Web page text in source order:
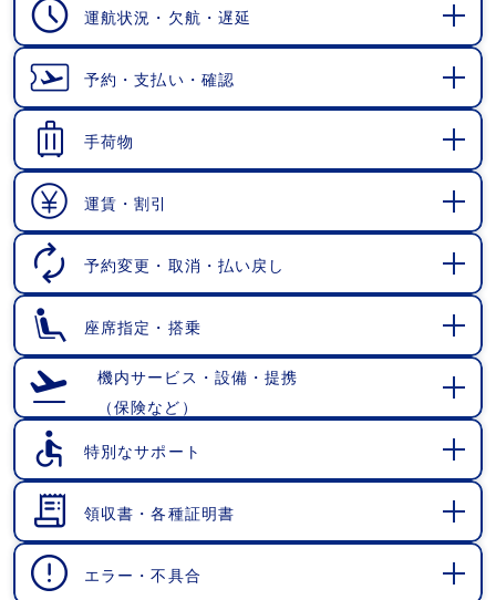
運航状況・欠航・遅延
予約・支払い・確認
手荷物
運賃・割引
予約変更・取消・払い戻し
座席指定・搭乗
機内サービス・設備・提携
（保険など）
特別なサポート
領収書・各種証明書
エラー・不具合